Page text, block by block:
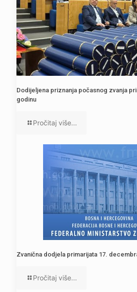
Dodijeljena priznanja počasnog zvanja
godinu
Pročitaj više...
Zvanična dodjela primarijata 17.
Pročitaj više...